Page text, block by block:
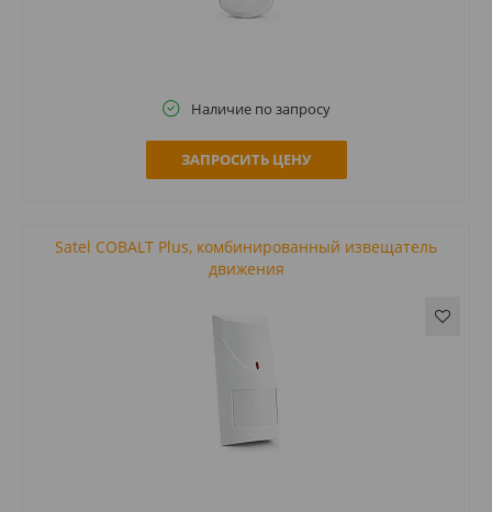
Наличие по запросу
ЗАПРОСИТЬ ЦЕНУ
Satel COBALT Plus, комбинированный извещатель
движения